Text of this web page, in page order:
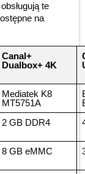
te
na
Canal+
Dualbox+ 4K
Mediatek K8
MT5751A
2 GB DDR4
8 GB eMMC